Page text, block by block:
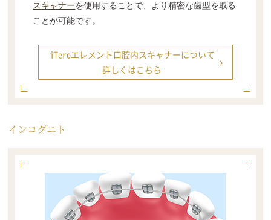
スキャナーを使用することで、より精密な歯型を取る
ことが可能です。
iTeroエレメント口腔内スキャナーについて
詳しくはこちら
インコグニト